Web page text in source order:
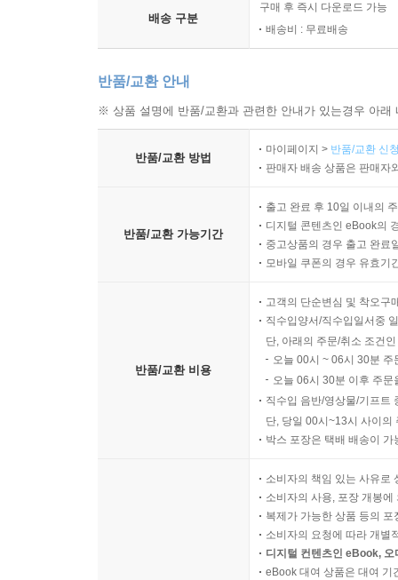
배송 구분
구매 후 즉시 다운로드 가능
배송비 : 무료배송
반품/교환 안내
※ 상품 설명에 반품/교환과 관련한 안내가 있는경우 아
반품/교환 방법
마이페이지 > 반품/교환 신
판매자 배송 상품은 판매자
반품/교환 가능기간
출고 완료 후 10일 이내의
디지털 콘텐츠인 eBook의
중고상품의 경우 출고 완료
모바일 쿠폰의 경우 유효기
반품/교환 비용
고객의 단순변심 및 착오구
직수입양서/직수입일서중
단, 아래의 주문/취소 조건
오늘 00시 ~ 06시 30분
오늘 06시 30분 이후 주
직수입 음반/영상물/기프트
단, 당일 00시~13시 사이의
박스 포장은 택배 배송이
소비자의 책임 있는 사유로
소비자의 사용, 포장 개봉
복제가 가능한 상품 등의
소비자의 요청에 따라 개별
디지털 컨텐츠인 eBook,
eBook 대여 상품은 대여 기